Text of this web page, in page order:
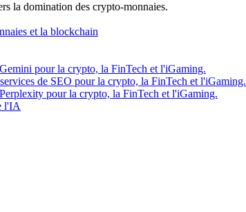
la domination des crypto-monnaies.
et la blockchain
pour la crypto, la FinTech et l'iGaming.
de SEO pour la crypto, la FinTech et l'iGaming.
pour la crypto, la FinTech et l'iGaming.
l'IA